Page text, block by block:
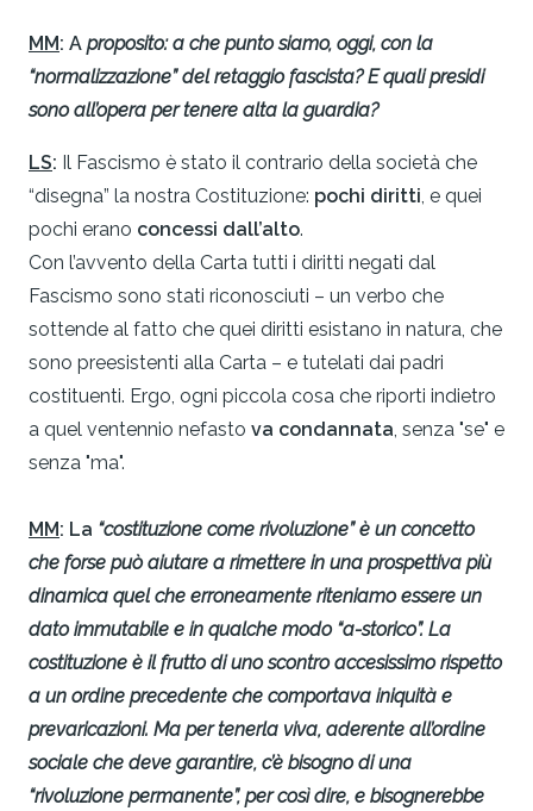
MM: A proposito: a che punto siamo, oggi, con la
“normalizzazione” del retaggio fascista? E quali presidi
sono all’opera per tenere alta la guardia?
LS: Il Fascismo è stato il contrario della società che
“disegna” la nostra Costituzione: pochi diritti, e quei
pochi erano concessi dall’alto.
Con l’avvento della Carta tutti i diritti negati dal
Fascismo sono stati riconosciuti – un verbo che
sottende al fatto che quei diritti esistano in natura, che
sono preesistenti alla Carta – e tutelati dai padri
costituenti. Ergo, ogni piccola cosa che riporti indietro
a quel ventennio nefasto va condannata, senza "se" e
senza "ma".
MM: La “costituzione come rivoluzione” è un concetto
che forse può aiutare a rimettere in una prospettiva più
dinamica quel che erroneamente riteniamo essere un
dato immutabile e in qualche modo “a-storico”. La
costituzione è il frutto di uno scontro accesissimo rispetto
a un ordine precedente che comportava iniquità e
prevaricazioni. Ma per tenerla viva, aderente all’ordine
sociale che deve garantire, c’è bisogno di una
“rivoluzione permanente”, per così dire, e bisognerebbe